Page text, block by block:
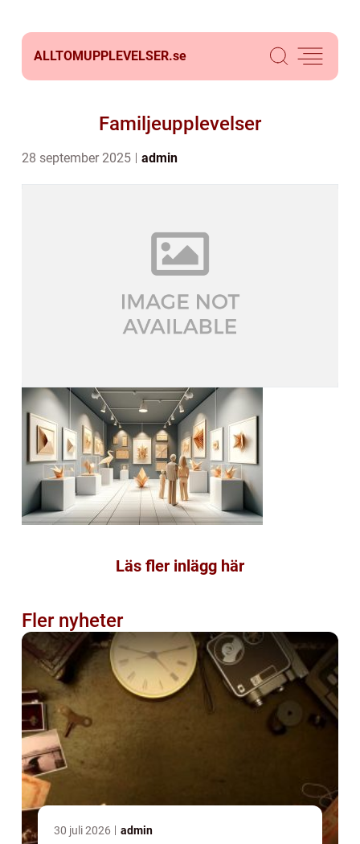
ALLTOMUPPLEVELSER.se
Familjeupplevelser
28 september 2025 admin
Läs fler inlägg här
Fler nyheter
30 juli 2026 admin